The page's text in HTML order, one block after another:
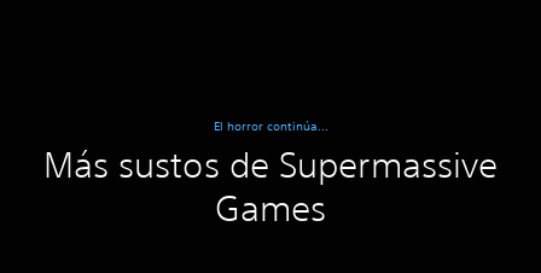
El horror continúa...
Más sustos de Supermassive
Games